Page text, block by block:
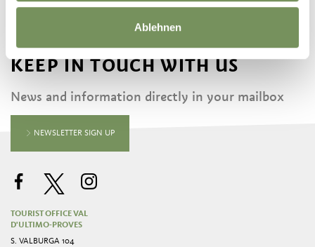
Ablehnen
KEEP IN TOUCH WITH US
News and information directly in your mailbox
NEWSLETTER SIGN UP
TOURIST OFFICE VAL
D'ULTIMO-PROVES
S. VALBURGA 104